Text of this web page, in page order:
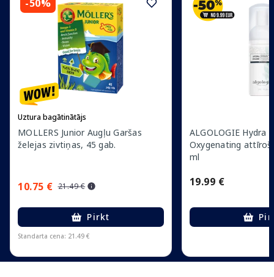
-50%
Uztura bagātinātājs
MOLLERS Junior Augļu Garšas
želejas zivtiņas, 45 gab.
10.75 € 21.49 €
Pirkt
Standarta cena: 21.49 €
ALGOLOGIE Hydra
Oxygenating
ml
19.99 €
Page 1 of 15